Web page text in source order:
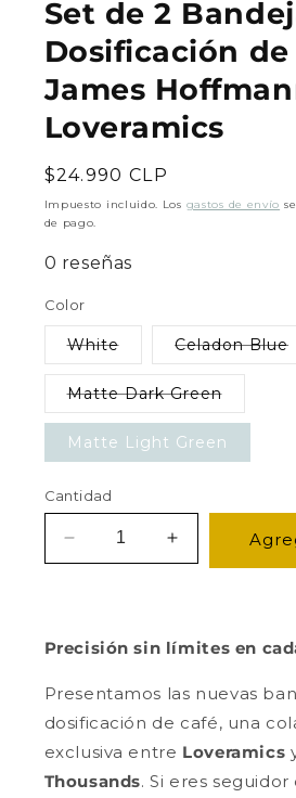
Set de 2
Dosificación de
James
Loveramics
Precio
habitual
$24.990 CLP
Impuesto incluido. Los gastos de envío
de pago.
0 reseñas
Color
White
agotada
o
no
disponible
Celadon Blue
agotada
Matte Dark Green
agotada
o
no
disponible
Matte Light Green
Cantidad
Reducir
cantidad
de
2
Bandejas
de
Dosificación
de
Café
Aumentar
cantidad
de
2
de
Dosificación
de
Café
Precisión sin límites en
Presentamos las nuevas
dosificación de café, una
exclusiva entre Loveramics
Thousands. Si eres